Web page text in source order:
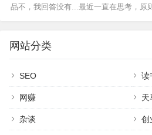
品不，我回答没有...最近一直在思考，原
网站分类
SEO 读
网赚 天
杂谈 创